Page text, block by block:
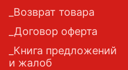
Возврат товара
Договор оферта
Книга предложений
и жалоб